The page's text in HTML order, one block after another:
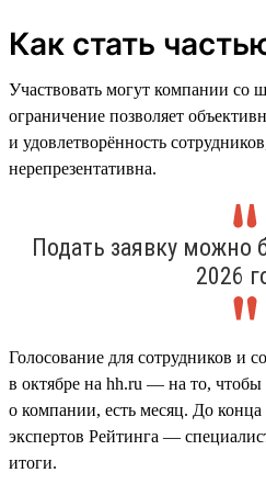
Как стать
Участвовать могут компании со
ограничение позволяет
и удовлетворённость
нерепрезентативна.
Подать заявку можно
2026
Голосование для сотрудников и
в октябре на hh.ru — на то,
о компании, есть месяц. До конца
экспертов Рейтинга —
итоги.